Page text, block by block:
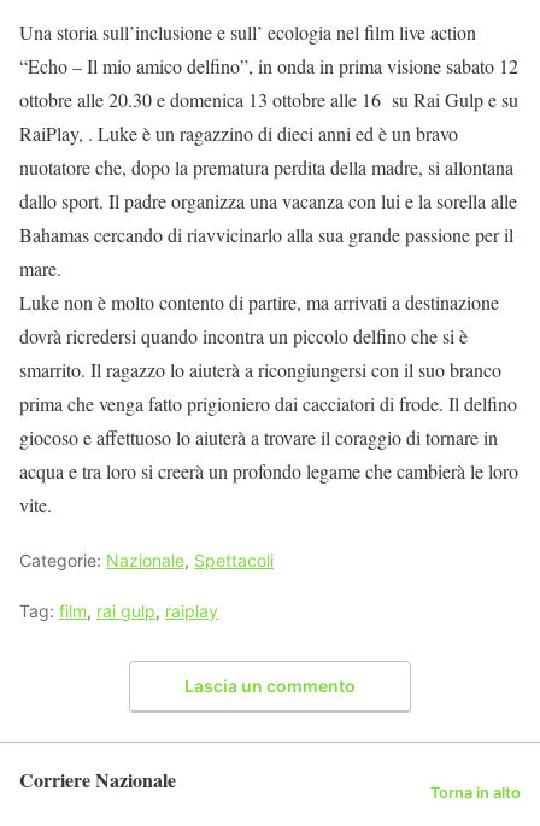
Una storia sull’inclusione e sull’ ecologia nel film live action
“Echo – Il mio amico delfino”, in onda in prima visione sabato 12
ottobre alle 20.30 e domenica 13 ottobre alle 16 su Rai Gulp e su
RaiPlay, . Luke è un ragazzino di dieci anni ed è un bravo
nuotatore che, dopo la prematura perdita della madre, si allontana
dallo sport. Il padre organizza una vacanza con lui e la sorella alle
Bahamas cercando di riavvicinarlo alla sua grande passione per il
mare.
Luke non è molto contento di partire, ma arrivati a destinazione
dovrà ricredersi quando incontra un piccolo delfino che si è
smarrito. Il ragazzo lo aiuterà a ricongiungersi con il suo branco
prima che venga fatto prigioniero dai cacciatori di frode. Il delfino
giocoso e affettuoso lo aiuterà a trovare il coraggio di tornare in
acqua e tra loro si creerà un profondo legame che cambierà le loro
vite.
Categorie: Nazionale, Spettacoli
Tag: film, rai gulp, raiplay
Lascia un commento
Corriere Nazionale Torna in alto